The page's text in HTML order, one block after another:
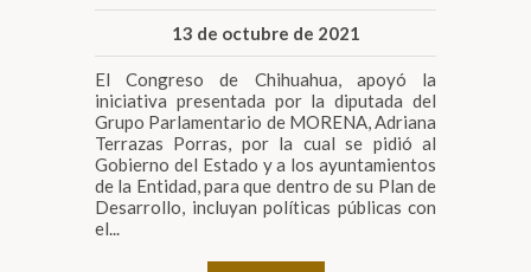
13 de octubre de 2021
El Congreso de Chihuahua, apoyó la
iniciativa presentada por la diputada del
Grupo Parlamentario de MORENA, Adriana
Terrazas Porras, por la cual se pidió al
Gobierno del Estado y a los ayuntamientos
de la Entidad, para que dentro de su Plan de
Desarrollo, incluyan políticas públicas con
el...